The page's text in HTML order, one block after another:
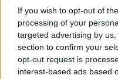
If you wish to opt-out of
processing of your
targeted advertising by
section to confirm your
opt-out request is
interest-based ads based
Libano, collasso
Johnson, da Trump a
L'AUKUS e il Quad
Biden, primo presidente
Papa Bergoglio vedrà
Bennet, un giorno in